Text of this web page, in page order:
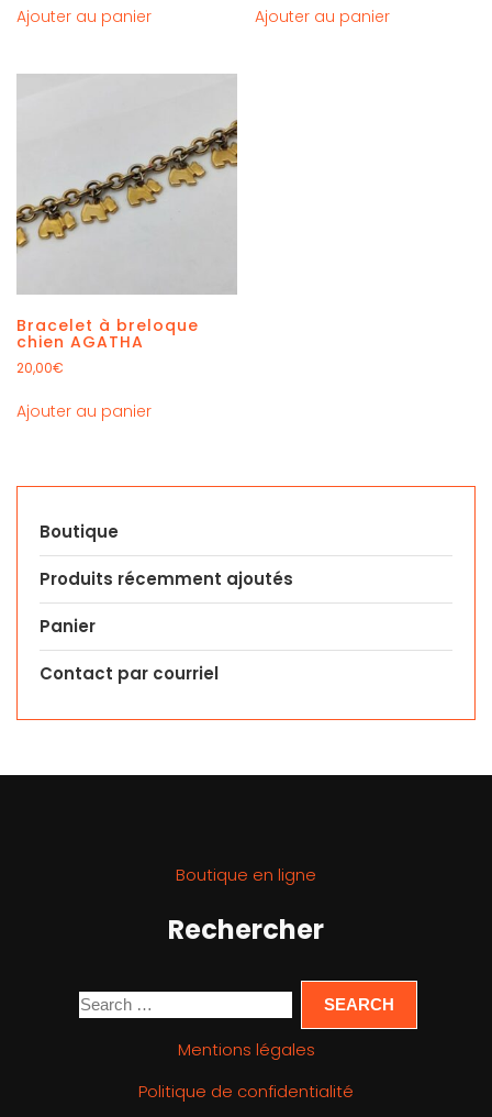
Ajouter au panier Ajouter au panier
Bracelet à breloque
chien AGATHA
20,00€
Ajouter au panier
Boutique
Produits récemment ajoutés
Panier
Contact par courriel
Boutique en ligne
Rechercher
Mentions légales
Politique de confidentialité